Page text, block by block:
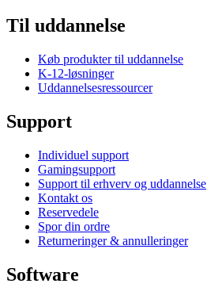
Til uddannelse
Køb produkter til uddannelse
K-12-løsninger
Uddannelsesressourcer
Support
Individuel support
Gamingsupport
Support til erhverv og uddannelse
Kontakt os
Reservedele
Spor din ordre
Returneringer & annulleringer
Software